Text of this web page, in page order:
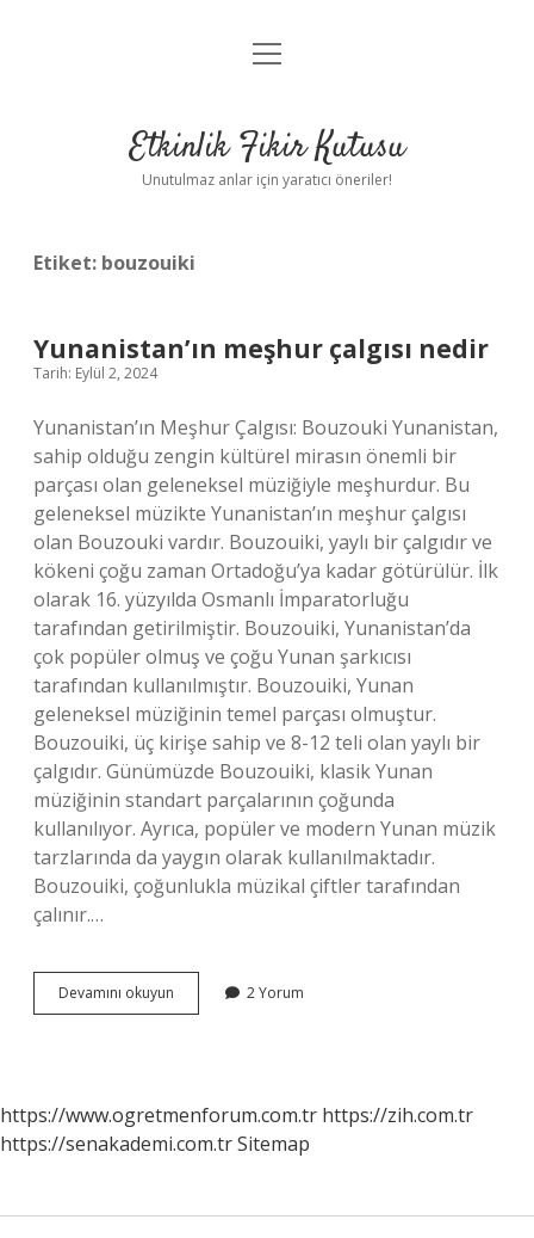
Anasayfa
Yasal Uyarı
menüyü
Etkinlik Fikir Kutusu
Unutulmaz anlar için yaratıcı öneriler!
Etiket: bouzouiki
Yunanistan’ın meşhur çalgısı nedir
Tarih: Eylül 2, 2024
Yunanistan’ın Meşhur Çalgısı: Bouzouki Yunanistan,
sahip olduğu zengin kültürel mirasın önemli bir
parçası olan geleneksel müziğiyle meşhurdur. Bu
geleneksel müzikte Yunanistan’ın meşhur çalgısı
olan Bouzouki vardır. Bouzouiki, yaylı bir çalgıdır ve
kökeni çoğu zaman Ortadoğu’ya kadar götürülür. İlk
olarak 16. yüzyılda Osmanlı İmparatorluğu
tarafından getirilmiştir. Bouzouiki, Yunanistan’da
çok popüler olmuş ve çoğu Yunan şarkıcısı
tarafından kullanılmıştır. Bouzouiki, Yunan
geleneksel müziğinin temel parçası olmuştur.
Bouzouiki, üç kirişe sahip ve 8-12 teli olan yaylı bir
çalgıdır. Günümüzde Bouzouiki, klasik Yunan
müziğinin standart parçalarının çoğunda
kullanılıyor. Ayrıca, popüler ve modern Yunan müzik
tarzlarında da yaygın olarak kullanılmaktadır.
Bouzouiki, çoğunlukla müzikal çiftler tarafından
çalınır.…
Devamını okuyun Yunanistan’ın
meşhur
2 Yorum
https://www.ogretmenforum.com.tr https://zih.com.tr
https://senakademi.com.trSitemap